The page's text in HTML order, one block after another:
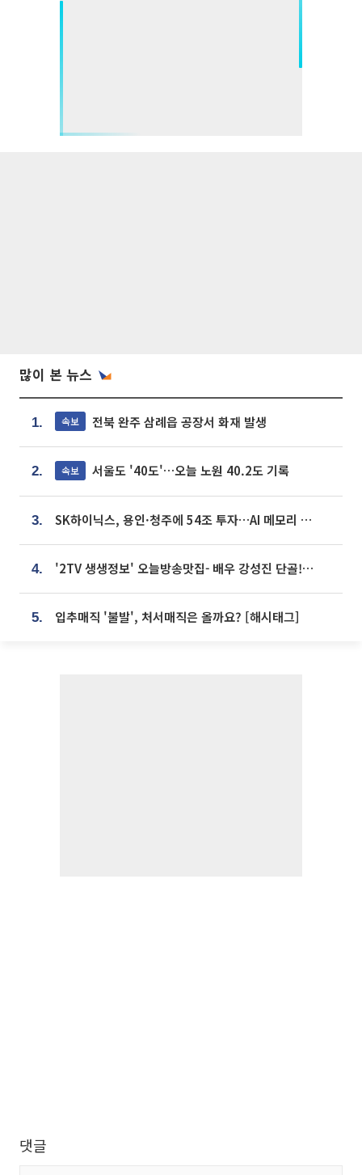
많이 본 뉴스
1. 속보 전북 완주 삼례읍 공장서 화재 발생
2. 속보 서울도 '40도'…오늘 노원 40.2도 기록
3. SK하이닉스, 용인·청주에 54조 투자…AI 메모리 생산기지 키운다
4. '2TV 생생정보' 오늘방송맛집- 배우 강성진 단골! 쌀국수ㆍ푸팟퐁 커리 맛집 '블○○○'
5. 입추매직 '불발', 처서매직은 올까요? [해시태그]
댓글